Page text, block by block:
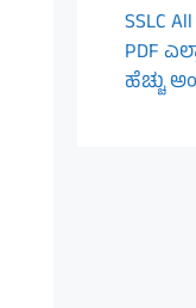
SSLC
PDF
ಹೆಚ್ಚು